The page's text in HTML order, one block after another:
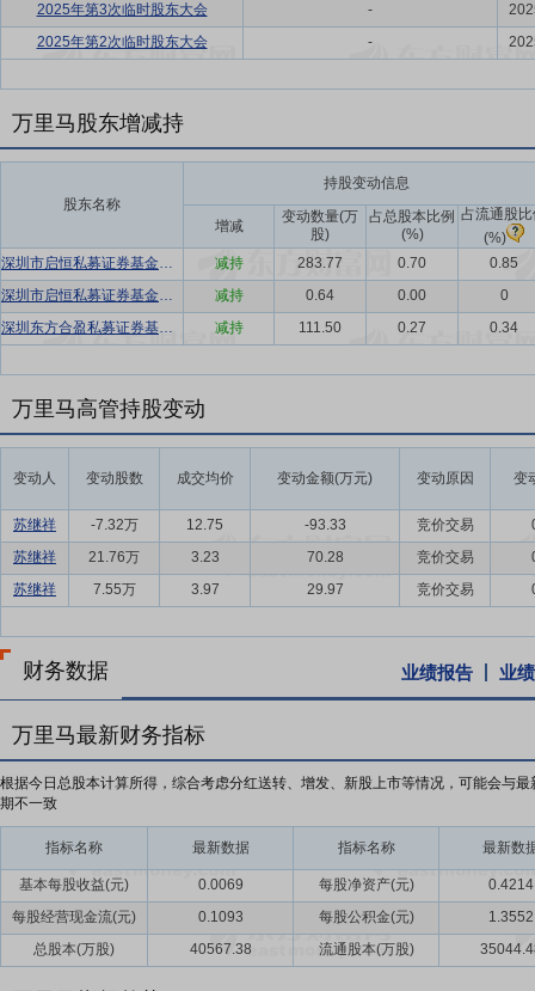
2025年第3次临时股东大会
-
2025年第2次临时股东大会
-
万里马股东增减持
股东名称
持股变动信息
增减
变动数量(万
股)
占总股本比例
(%)
占流通股
(%)
深圳市启恒私募证券基金管理有限公司-启恒点金私募证券投资基金
减持 283.77 0.70
0.85
深圳市启恒私募证券基金管理有限公司-启恒点金私募证券投资基金
减持 0.64 0.00
0
深圳东方合盈私募证券基金管理有限公司-东方合盈稳泰二号私募证券投资基金
减持 111.50 0.27 0.34
万里马高管持股变动
变动人 变动股数 成交均价 变动金额(万元) 变动原因 变
苏继祥 -7.32万 12.75 -93.33 竞价交易
苏继祥
21.76万 3.23 70.28 竞价交易
苏继祥
7.55万 3.97 29.97 竞价交易
财务数据 业绩报告 业
万里马最新财务指标
根据今日总股本计算所得，综合考虑分红送转、增发、新股上市等情况，可能会与最
期不一致
指标名称 最新数据 指标名称 最新数
基本每股收益(元) 0.0069 每股净资产(元)
0.4214
每股经营现金流(元)
0.1093 每股公积金(元)
1.3552
总股本(万股)
40567.38 流通股本(万股)